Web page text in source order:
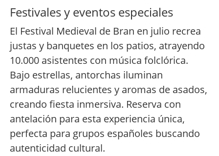
Festivales y eventos especiales
El Festival Medieval de Bran en julio recrea
justas y banquetes en los patios, atrayendo
10.000 asistentes con música folclórica.
Bajo estrellas, antorchas iluminan
armaduras relucientes y aromas de asados,
creando fiesta inmersiva. Reserva con
antelación para esta experiencia única,
perfecta para grupos españoles buscando
autenticidad cultural.